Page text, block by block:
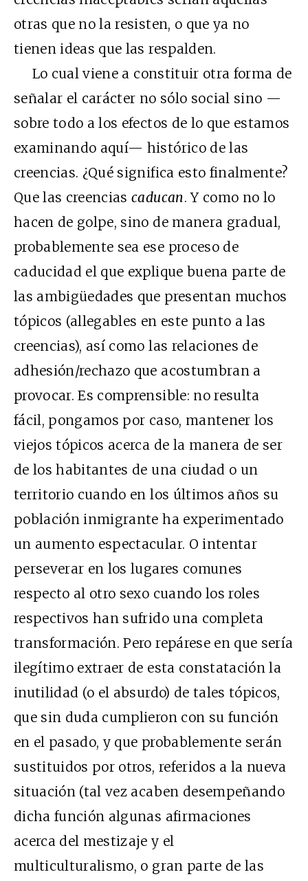
otras que no la resisten, o que ya no
tienen ideas que las respalden.
Lo cual viene a constituir otra forma de
señalar el carácter no sólo social sino —
sobre todo a los efectos de lo que estamos
examinando aquí— histórico de las
creencias. ¿Qué significa esto finalmente?
Que las creenciascaducan. Y como no lo
hacen de golpe, sino de manera gradual,
probablemente sea ese proceso de
caducidad el que explique buena parte de
las ambigüedades que presentan muchos
tópicos (allegables en este punto a las
creencias), así como las relaciones de
adhesión/rechazo que acostumbran a
provocar. Es comprensible: no resulta
fácil, pongamos por caso, mantener los
viejos tópicos acerca de la manera de ser
de los habitantes de una ciudad o un
territorio cuando en los últimos años su
población inmigrante ha experimentado
un aumento espectacular. O intentar
perseverar en los lugares comunes
respecto al otro sexo cuando los roles
respectivos han sufrido una completa
transformación. Pero repárese en que sería
ilegítimo extraer de esta constatación la
inutilidad (o el absurdo) de tales tópicos,
que sin duda cumplieron con su función
en el pasado, y que probablemente serán
sustituidos por otros, referidos a la nueva
situación (tal vez acaben desempeñando
dicha función algunas afirmaciones
acerca del mestizaje y el
multiculturalismo, o gran parte de las